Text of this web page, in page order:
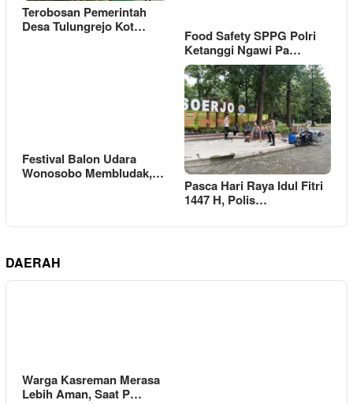
Terobosan Pemerintah
Desa Tulungrejo Kot…
Food Safety SPPG Polri
Ketanggi Ngawi Pa…
Festival Balon Udara
Wonosobo Membludak,…
Pasca Hari Raya Idul Fitri
1447 H, Polis…
DAERAH
Warga Kasreman Merasa
Lebih Aman, Saat P…